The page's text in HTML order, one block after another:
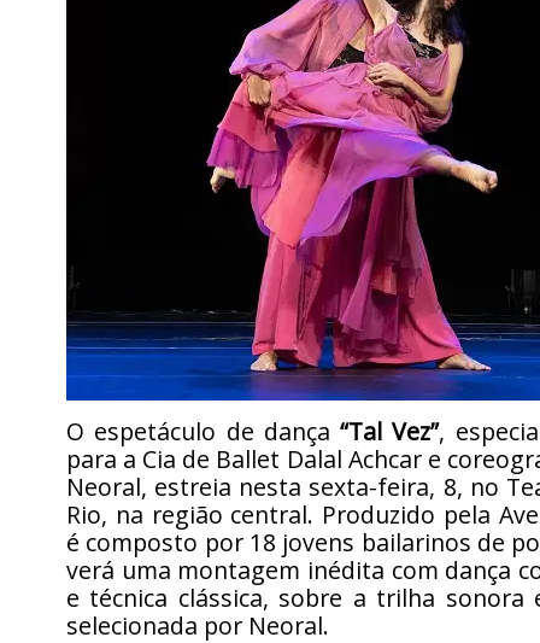
O espetáculo de dança“Tal Vez”,
para a Cia de Ballet Dalal Achcar e
Neoral, estreia nesta sexta-feira, 8, no
Rio, na região central. Produzido pela
é composto por 18 jovens bailarinos de
verá uma montagem inédita com dança
e técnica clássica, sobre a trilha sonora
selecionada por Neoral.